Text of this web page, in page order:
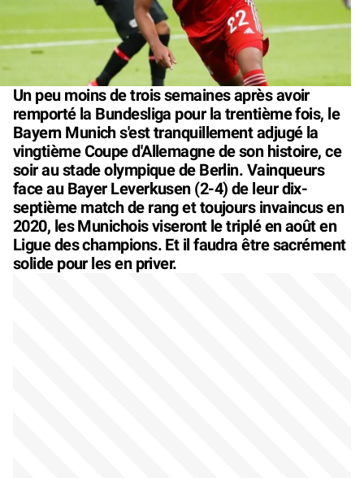
Un peu moins de trois semaines après avoir
remporté la Bundesliga pour la trentième fois, le
Bayern Munich s'est tranquillement adjugé la
vingtième Coupe d'Allemagne de son histoire, ce
soir au stade olympique de Berlin. Vainqueurs
face au Bayer Leverkusen (2-4) de leur dix-
septième match de rang et toujours invaincus en
2020, les Munichois viseront le triplé en août en
Ligue des champions. Et il faudra être sacrément
solide pour les en priver.